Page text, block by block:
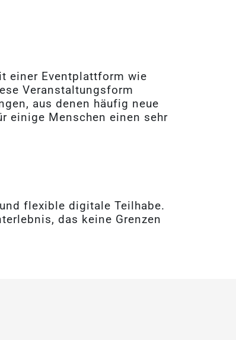
einer Eventplattform wie
Veranstaltungsform
aus denen häufig neue
einige Menschen einen sehr
flexible digitale Teilhabe.
das keine Grenzen